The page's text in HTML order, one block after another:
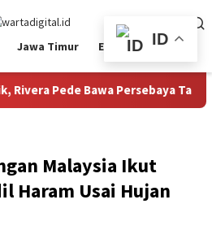
Jawa Timur Ekbis Nasional
Pede Bawa Persebaya Tatap
Malaysia Ikut
Haram Usai Hujan
ID